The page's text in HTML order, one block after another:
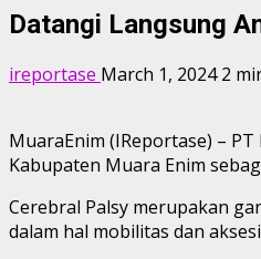
Datangi Langsung
ireportase March 1, 20242
MuaraEnim (IReportase) –
Kabupaten Muara Enim
Cerebral Palsy merupakan
dalam hal mobilitas dan